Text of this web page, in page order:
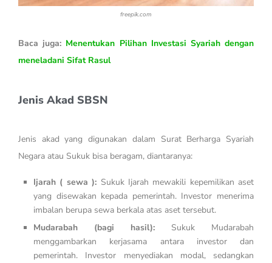
freepik.com
Baca juga: Menentukan Pilihan Investasi Syariah dengan
meneladani Sifat Rasul
Jenis Akad SBSN
Jenis akad yang digunakan dalam Surat Berharga Syariah
Negara atau Sukuk bisa beragam, diantaranya:
Ijarah ( sewa ): Sukuk Ijarah mewakili kepemilikan aset
yang disewakan kepada pemerintah. Investor menerima
imbalan berupa sewa berkala atas aset tersebut.
Mudarabah (bagi hasil): Sukuk Mudarabah
menggambarkan kerjasama antara investor dan
pemerintah. Investor menyediakan modal, sedangkan